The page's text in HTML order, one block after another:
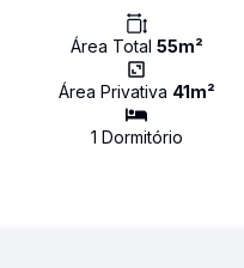
Área Total 55m²
Área Privativa 41m²
1 Dormitório